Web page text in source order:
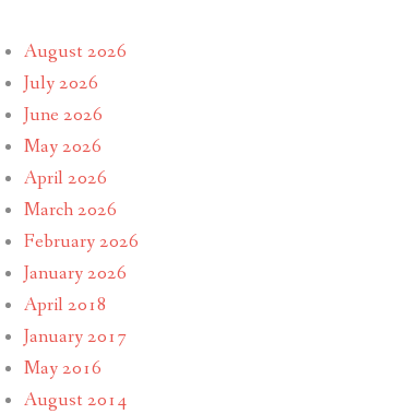
August 2026
July 2026
June 2026
May 2026
April 2026
March 2026
February 2026
January 2026
April 2018
January 2017
May 2016
August 2014